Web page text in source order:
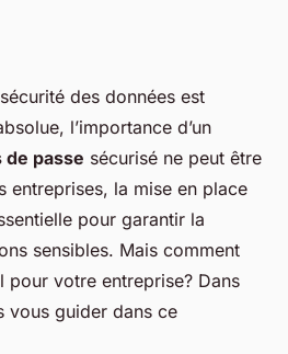
des données est
l’importance d’un
passe sécurisé ne peut être
entreprises, la mise en place
pour garantir la
sensibles. Mais comment
pour votre entreprise? Dans
vous guider dans ce